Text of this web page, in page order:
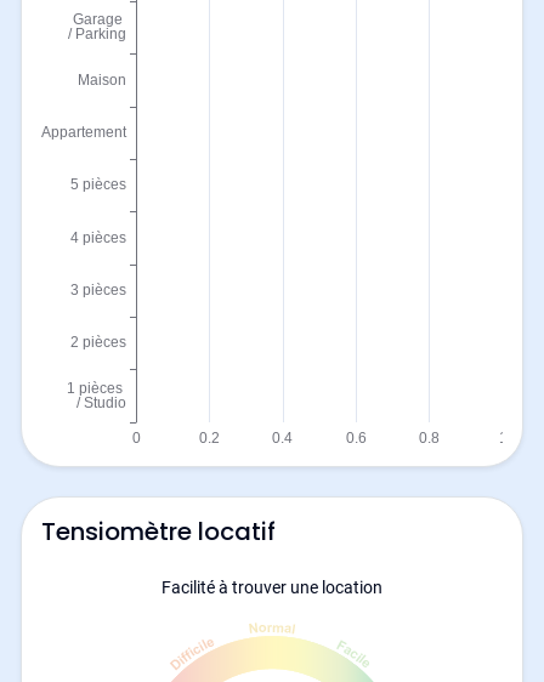
Tensiomètre locatif
Facilité à trouver une location